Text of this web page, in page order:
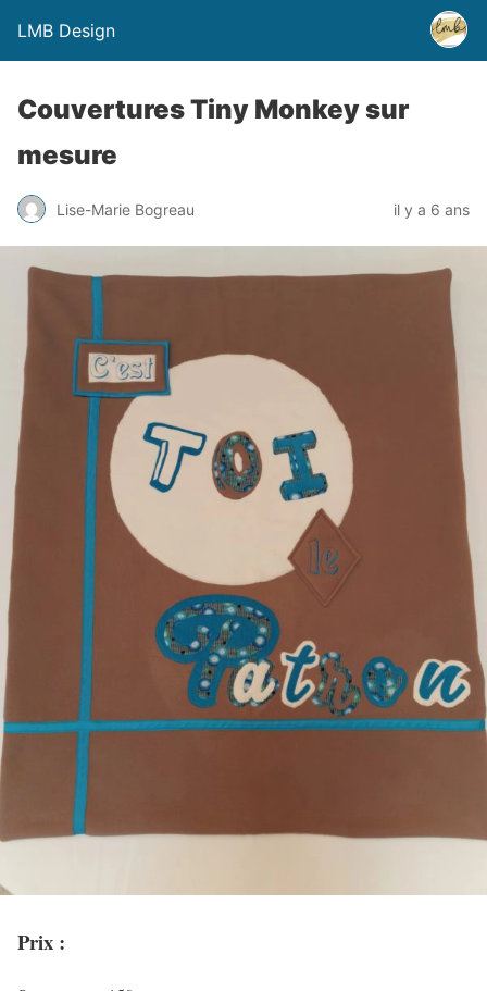
LMB Design
Couvertures Tiny Monkey sur
mesure
Lise-Marie Bogreau il y a 6 ans
Prix :